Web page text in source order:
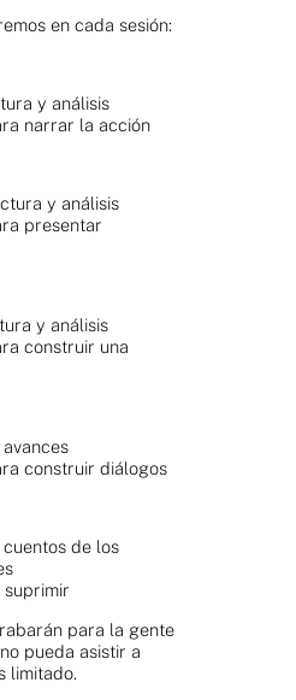
en cada sesión:
y análisis
narrar la acción
y análisis
presentar
y análisis
construir una
construir diálogos
cuentos de los
para la gente
pueda asistir a
limitado.